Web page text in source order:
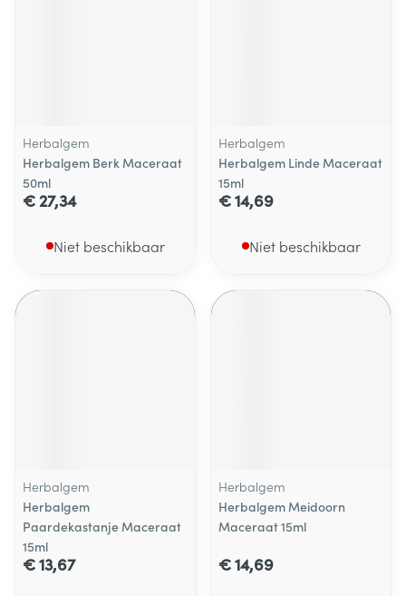
Herbalgem
Herbalgem Berk Maceraat
50ml
€ 27,34
Niet beschikbaar
Herbalgem
Herbalgem Linde Maceraat
15ml
€ 14,69
Niet beschikbaar
Herbalgem
Herbalgem
Paardekastanje Maceraat
15ml
€ 13,67
Herbalgem
Herbalgem Meidoorn
Maceraat 15ml
€ 14,69